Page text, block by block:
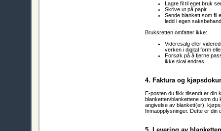
Lagre fil til eget bruk
Skrive ut på papir
Sende blankett som fil
ledd i egen
Bruksretten omfatter ikke:
Videresalg eller
verken i digital form
Forsøk på å fjerne
ikke skal endres.
4. Faktura og
E-posten du fikk tilsendt er din
blanketten/blankettene som du
angivelse av blankett(er),
firmaopplysninger. Dette er din